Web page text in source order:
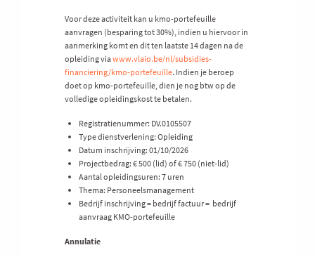
Voor deze activiteit kan u kmo-portefeuille
aanvragen (besparing tot 30%), indien u hiervoor in
aanmerking komt en dit ten laatste 14 dagen na de
opleiding viawww.vlaio.be/nl/subsidies-
financiering/kmo-portefeuille. Indien je beroep
doet op kmo-portefeuille, dien je nog btw op de
volledige opleidingskost te betalen.
Registratienummer: DV.0105507
Type dienstverlening: Opleiding
Datum inschrijving: 01/10/2026
Projectbedrag: € 500 (lid) of € 750 (niet-lid)
Aantal opleidingsuren: 7 uren
Thema: Personeelsmanagement
Bedrijf inschrijving = bedrijf factuur = bedrijf
aanvraag KMO-portefeuille
Annulatie